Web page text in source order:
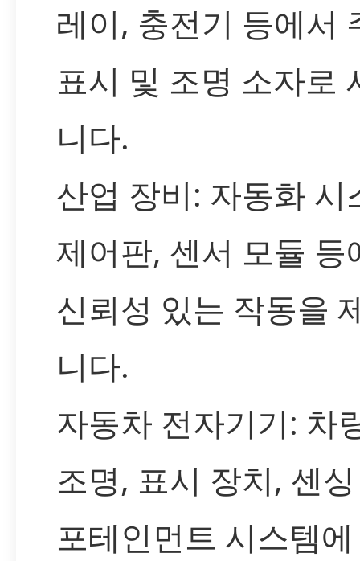
레이, 충전기 등에서
표시 및 조명 소자로
니다.
산업 장비: 자동화 시
제어판, 센서 모듈 등
신뢰성 있는 작동을
니다.
자동차 전자기기: 차
조명, 표시 장치, 센
포테인먼트 시스템